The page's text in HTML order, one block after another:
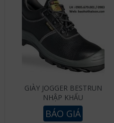
GIÀY JOGGER BESTRUN
NHẬP KHẨU
BÁO GIÁ